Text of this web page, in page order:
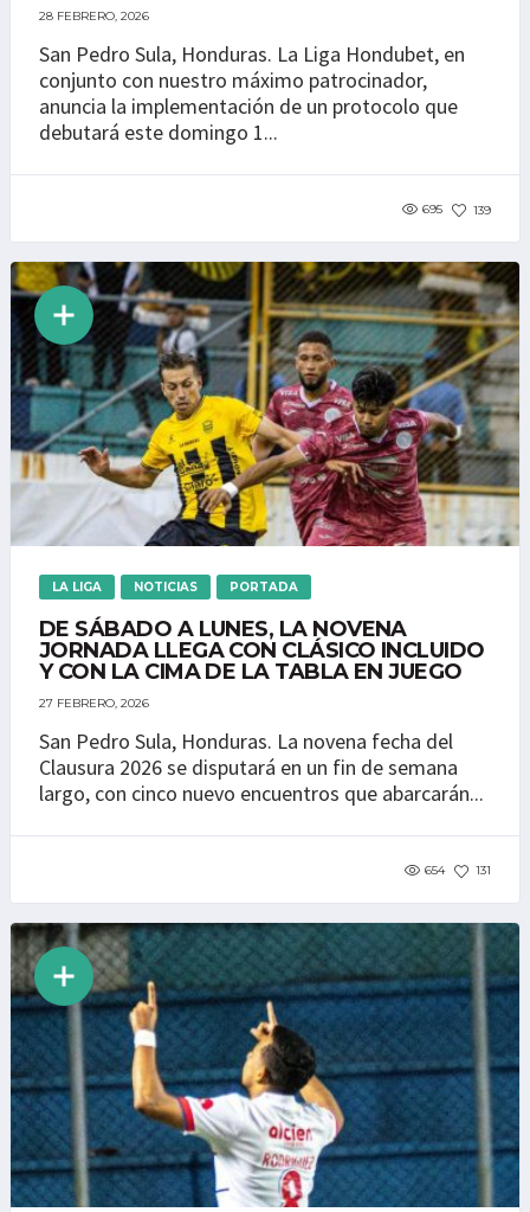
28 FEBRERO, 2026
San Pedro Sula, Honduras. La Liga Hondubet, en
conjunto con nuestro máximo patrocinador,
anuncia la implementación de un protocolo que
debutará este domingo 1...
695 139
LA LIGA NOTICIAS PORTADA
DE SÁBADO A LUNES, LA NOVENA
JORNADA LLEGA CON CLÁSICO INCLUIDO
Y CON LA CIMA DE LA TABLA EN JUEGO
27 FEBRERO, 2026
San Pedro Sula, Honduras. La novena fecha del
Clausura 2026 se disputará en un fin de semana
largo, con cinco nuevo encuentros que abarcarán...
654 131